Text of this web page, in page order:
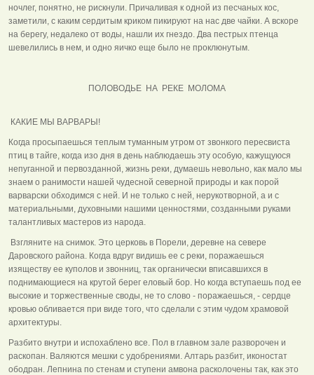
ночлег, понятно, не рискнули. Причаливая к одной из песчаных кос,
заметили, с каким сердитым криком пикируют на нас две чайки. А вскоре
на берегу, недалеко от воды, нашли их гнездо. Два пестрых птенца
шевелились в нем, и одно яичко еще было не проклюнутым.
ПОЛОВОДЬЕ НА РЕКЕ МОЛОМА
КАКИЕ МЫ ВАРВАРЫ!
Когда просыпаешься теплым туманным утром от звонкого пересвиста
птиц в тайге, когда изо дня в день наблюдаешь эту особую, кажущуюся
непуганной и первозданной, жизнь реки, думаешь невольно, как мало мы
знаем о ранимости нашей чудесной северной природы и как порой
варварски обходимся с ней. И не только с ней, нерукотворной, а и с
материальными, духовными нашими ценностями, созданными руками
талантливых мастеров из народа.
Взгляните на снимок. Это церковь в Порели, деревне на севере
Даровского района. Когда вдруг видишь ее с реки, поражаешься
изяществу ее куполов и звонниц, так органически вписавшихся в
поднимающиеся на крутой берег еловый бор. Но когда вступаешь под ее
высокие и торжественные своды, не то слово - поражаешься, - сердце
кровью обливается при виде того, что сделали с этим чудом храмовой
архитектуры.
Разбито внутри и испохаблено все. Пол в главном зале разворочен и
раскопан. Валяются мешки с удобрениями. Алтарь разбит, иконостат
ободран. Лепнина по стенам и ступени амвона расколочены так, как это